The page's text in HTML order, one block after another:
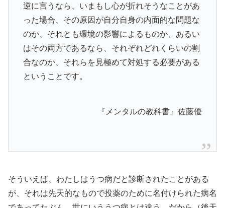
逆に言うなら、いまもし心が折れそうなことがあ
った場合、その原因が自分自身の内面的な問題な
のか、それとも環境の影響によるものか、あるい
はその両方であるなら、それぞれどれくらいの割
合なのか、それらを見極めて対処する必要がある
ということです。
『メンタルの教科書』佐藤優
そういえば、わたしはうつ病だと診断されたことがある
が、それは先天的なもので投薬のために名付けられた病名